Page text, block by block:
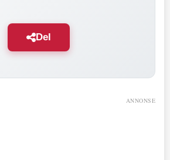
Del
ANNONSE